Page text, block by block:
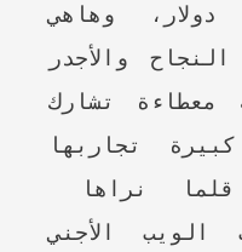
وهاهي
والأجدر
معطاءة تشارك
تجاربها
نراها
الويب الأجني